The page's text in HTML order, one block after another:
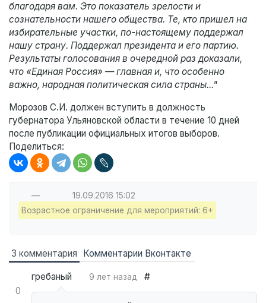
благодаря вам. Это показатель зрелости и
сознательности нашего общества. Те, кто пришел на
избирательные участки, по-настоящему поддержал
нашу страну. Поддержал президента и его партию.
Результаты голосования в очередной раз доказали,
что «Единая Россия» — главная и, что особенно
важно, народная политическая сила страны..."
Морозов С.И. должен вступить в должность
губернатора Ульяновской области в течение 10 дней
после публикации официальных итогов выборов.
Поделиться:
— 19.09.2016 15:02
Возрастное ограничение для мероприятий: 6+
3 комментария Комментарии Вконтакте
0
гребаный 9 лет назад #